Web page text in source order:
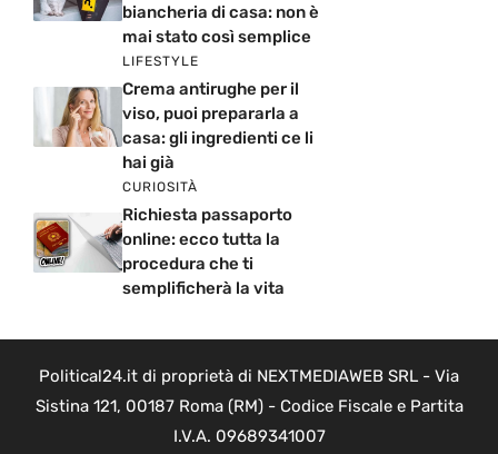
biancheria di casa: non è
mai stato così semplice
LIFESTYLE
Crema antirughe per il
viso, puoi prepararla a
casa: gli ingredienti ce li
hai già
CURIOSITÀ
Richiesta passaporto
online: ecco tutta la
procedura che ti
semplificherà la vita
Political24.it di proprietà di NEXTMEDIAWEB SRL - Via
Sistina 121, 00187 Roma (RM) - Codice Fiscale e Partita
I.V.A. 09689341007